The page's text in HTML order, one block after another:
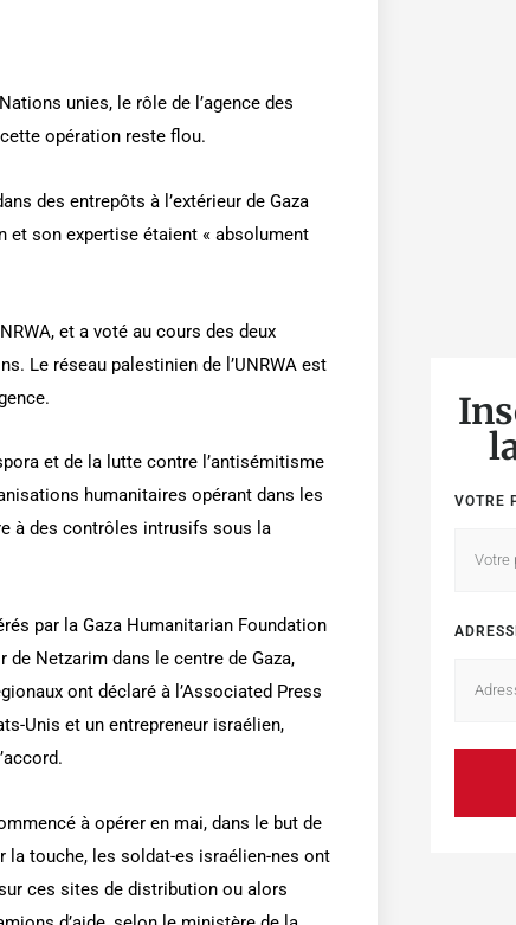
unies, le rôle de l’agence des
opération reste flou.
des entrepôts à l’extérieur de Gaza
et son expertise étaient « absolument
et a voté au cours des deux
Le réseau palestinien de l’UNRWA est
et de la lutte contre l’antisémitisme
humanitaires opérant dans les
à des contrôles intrusifs sous la
par la Gaza Humanitarian Foundation
de Netzarim dans le centre de Gaza,
ont déclaré à l’Associated Press
Unis et un entrepreneur israélien,
à opérer en mai, dans le but de
la touche, les soldat-es israélien-nes ont
ces sites de distribution ou alors
VOTRE